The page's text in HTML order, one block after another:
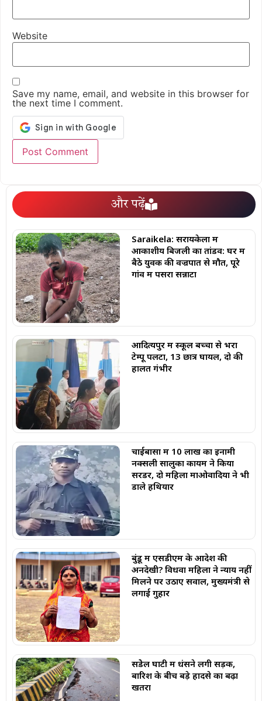
Website
Save my name, email, and website in this browser for
the next time I comment.
और पढ़ें
Saraikela: सरायकेला में
आकाशीय बिजली का तांडव: घर में
बैठे युवक की वज्रपात से मौत, पूरे
गांव में पसरा सन्नाटा
आदित्यपुर में स्कूल बच्चों से भरा
टेम्पू पलटा, 13 छात्र घायल, दो की
हालत गंभीर
चाईबासा में 10 लाख का इनामी
नक्सली सालुका कायम ने किया
सरेंडर, दो महिला माओवादियों ने भी
डाले हथियार
बुंडू में एसडीएम के आदेश की
अनदेखी? विधवा महिला ने न्याय नहीं
मिलने पर उठाए सवाल, मुख्यमंत्री से
लगाई गुहार
सेंडेेल घाटी में धंसने लगी सड़क,
बारिश के बीच बड़े हादसे का बढ़ा
खतरा